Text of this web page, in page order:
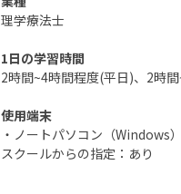
理学療法士
1日の学習時間
2時間~4時間程度(平日)、2時
使用端末
・ノートパソコン（Windows）
スクールからの指定：あり